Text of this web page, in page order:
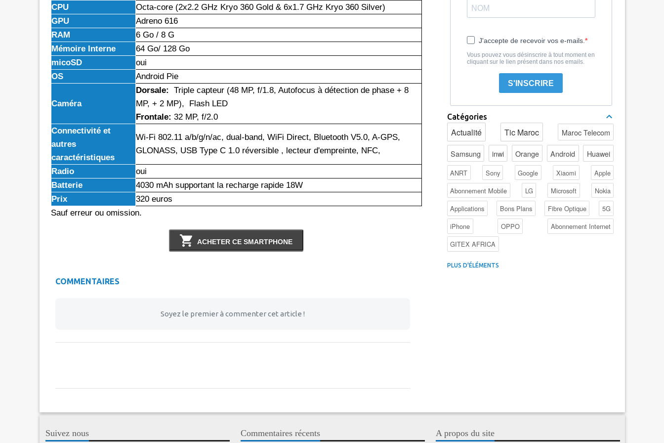
CPU
Octa-core (2x2.2 GHz Kryo 360 Gold & 6x1.7 GHz Kryo 360 Silver)
GPU
Adreno 616
RAM
6 Go / 8 G
Mémoire Interne
64 Go/ 128 Go
micoSD
oui
OS
Android Pie
Caméra
Dorsale: Triple capteur (48 MP, f/1.8, Autofocus à détection de phase + 8
MP, + 2 MP), Flash LED
Frontale: 32 MP, f/2.0
Connectivité et
autres
caractéristiques
Wi-Fi 802.11 a/b/g/n/ac, dual-band, WiFi Direct, Bluetooth V5.0, A-GPS,
GLONASS, USB Type C 1.0 réversible , lecteur d'empreinte, NFC,
Radio
oui
Batterie
4030 mAh supportant la recharge rapide 18W
Prix
320 euros
Sauf erreur ou omission.
ACHETER CE SMARTPHONE
COMMENTAIRES
Soyez le premier à commenter cet article !
J'accepte de recevoir vos e-mails.
Vous pouvez vous désinscrire à tout moment en
cliquant sur le lien présent dans nos emails.
S'INSCRIRE
Catégories
Actualité Tic Maroc Maroc Telecom
Samsung inwi Orange Android Huawei
ANRT Sony Google Xiaomi
Apple
Abonnement Mobile
LG Microsoft
Nokia
Applications
Bons Plans Fibre Optique
5G
iPhone
OPPO
Abonnement Internet
GITEX AFRICA
4G au Maroc
PLUS D'ÉLÉMENTS
Suivez nous Commentaires récents A propos du site